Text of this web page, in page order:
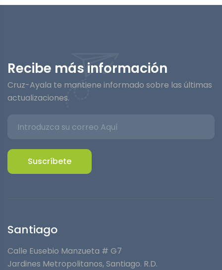
Recibe más información
Cruz-Ayala te mantiene informado sobre las últimas
actualizaciones.
Suscríbete
Santiago
Calle Eusebio Manzueta # G7
Jardines Metropolitanos⁣, Santiago. R.D.